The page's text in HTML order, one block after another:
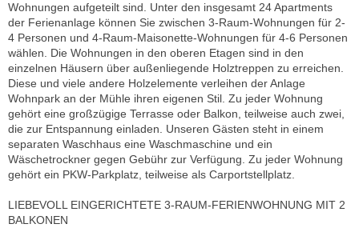
Wohnungen aufgeteilt sind. Unter den insgesamt 24 Apartments
der Ferienanlage können Sie zwischen 3-Raum-Wohnungen für 2-
4 Personen und 4-Raum-Maisonette-Wohnungen für 4-6 Personen
wählen. Die Wohnungen in den oberen Etagen sind in den
einzelnen Häusern über außenliegende Holztreppen zu erreichen.
Diese und viele andere Holzelemente verleihen der Anlage
Wohnpark an der Mühle ihren eigenen Stil. Zu jeder Wohnung
gehört eine großzügige Terrasse oder Balkon, teilweise auch zwei,
die zur Entspannung einladen. Unseren Gästen steht in einem
separaten Waschhaus eine Waschmaschine und ein
Wäschetrockner gegen Gebühr zur Verfügung. Zu jeder Wohnung
gehört ein PKW-Parkplatz, teilweise als Carportstellplatz.
LIEBEVOLL EINGERICHTETE 3-RAUM-FERIENWOHNUNG MIT 2
BALKONEN